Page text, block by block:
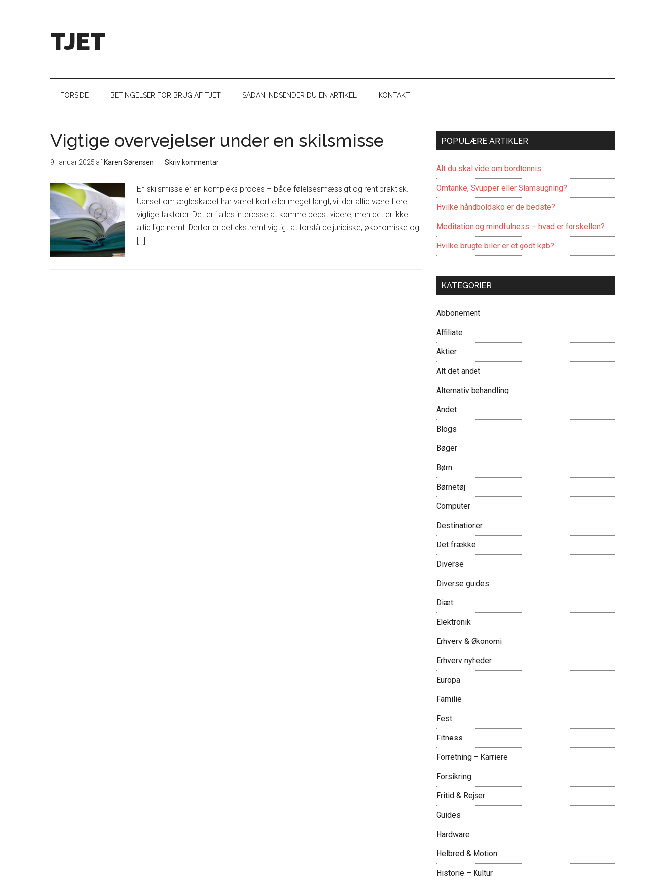
TJET
FORSIDE BETINGELSER FOR BRUG AF TJET SÅDAN INDSENDER DU EN ARTIKEL KONTAKT
Vigtige overvejelser under en skilsmisse
9. januar 2025 af Karen Sørensen Skriv kommentar
En skilsmisse er en kompleks proces – både følelsesmæssigt og rent praktisk.
Uanset om ægteskabet har været kort eller meget langt, vil der altid være flere
vigtige faktorer. Det er i alles interesse at komme bedst videre, men det er ikke
altid lige nemt. Derfor er det ekstremt vigtigt at forstå de juridiske, økonomiske og
[…]
POPULÆRE ARTIKLER
Alt du skal vide om bordtennis
Omtanke, Svupper eller Slamsugning?
Hvilke håndboldsko er de bedste?
Meditation og mindfulness – hvad er forskellen?
Hvilke brugte biler er et godt køb?
KATEGORIER
Abbonement
Affiliate
Aktier
Alt det andet
Alternativ behandling
Andet
Blogs
Bøger
Børn
Børnetøj
Computer
Destinationer
Det frække
Diverse
Diverse guides
Diæt
Elektronik
Erhverv & Økonomi
Erhverv nyheder
Europa
Familie
Fest
Fitness
Forretning – Karriere
Forsikring
Fritid & Rejser
Guides
Hardware
Helbred & Motion
Historie – Kultur